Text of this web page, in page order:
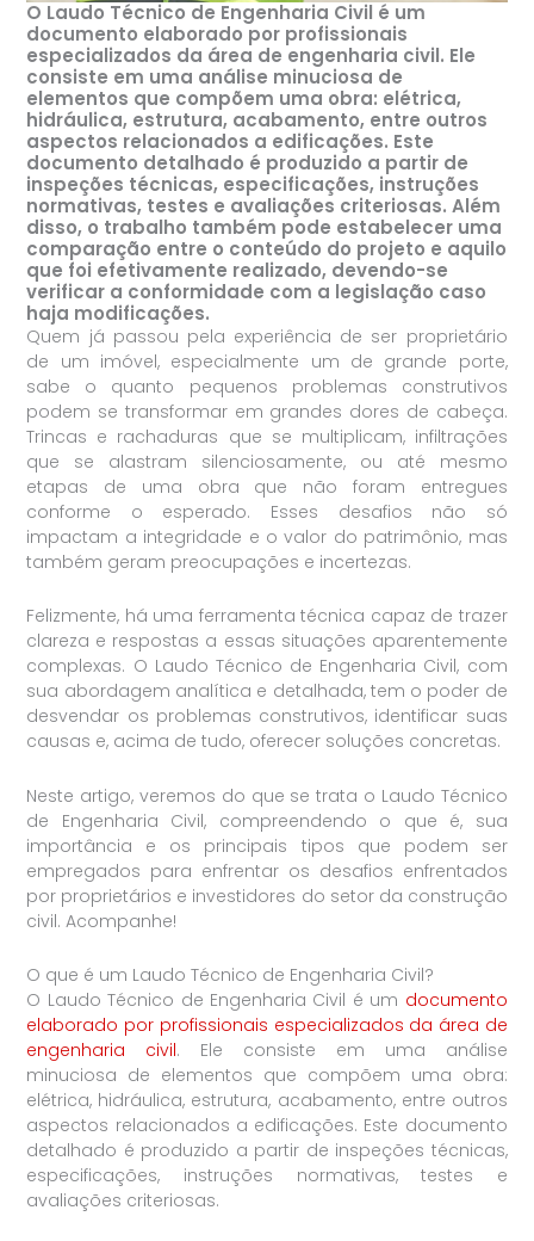
O Laudo Técnico de Engenharia Civil é um
documento elaborado por profissionais
especializados da área de engenharia civil. Ele
consiste em uma análise minuciosa de
elementos que compõem uma obra: elétrica,
hidráulica, estrutura, acabamento, entre outros
aspectos relacionados a edificações. Este
documento detalhado é produzido a partir de
inspeções técnicas, especificações, instruções
normativas, testes e avaliações criteriosas. Além
disso, o trabalho também pode estabelecer uma
comparação entre o conteúdo do projeto e aquilo
que foi efetivamente realizado, devendo-se
verificar a conformidade com a legislação caso
haja modificações.
Quem já passou pela experiência de ser proprietário
de um imóvel, especialmente um de grande porte,
sabe o quanto pequenos problemas construtivos
podem se transformar em grandes dores de cabeça.
Trincas e rachaduras que se multiplicam, infiltrações
que se alastram silenciosamente, ou até mesmo
etapas de uma obra que não foram entregues
conforme o esperado. Esses desafios não só
impactam a integridade e o valor do patrimônio, mas
também geram preocupações e incertezas.
Felizmente, há uma ferramenta técnica capaz de trazer
clareza e respostas a essas situações aparentemente
complexas. O Laudo Técnico de Engenharia Civil, com
sua abordagem analítica e detalhada, tem o poder de
desvendar os problemas construtivos, identificar suas
causas e, acima de tudo, oferecer soluções concretas.
Neste artigo, veremos do que se trata o Laudo Técnico
de Engenharia Civil, compreendendo o que é, sua
importância e os principais tipos que podem ser
empregados para enfrentar os desafios enfrentados
por proprietários e investidores do setor da construção
civil. Acompanhe!
O que é um Laudo Técnico de Engenharia Civil?
O Laudo Técnico de Engenharia Civil é um documento
elaborado por profissionais especializados da área de
engenharia civil. Ele consiste em uma análise
minuciosa de elementos que compõem uma obra:
elétrica, hidráulica, estrutura, acabamento, entre outros
aspectos relacionados a edificações. Este documento
detalhado é produzido a partir de inspeções técnicas,
especificações, instruções normativas, testes e
avaliações criteriosas.